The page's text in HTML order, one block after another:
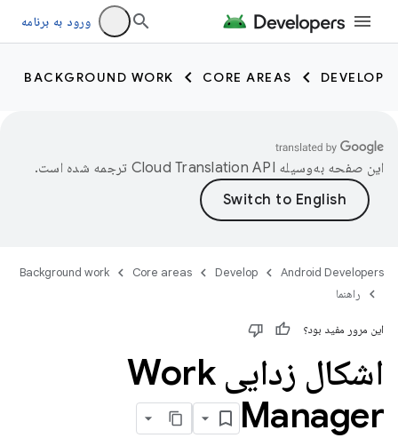
ورود به برنامه
DEVELOP
CORE AREAS
BACKGROUND WORK
این صفحه به‌وسیله ترجمه شده است.
Android Developers
Develop
Core areas
Background work
راهنما
این مرور مفید بود؟
اشکال زدایی Work
Manager